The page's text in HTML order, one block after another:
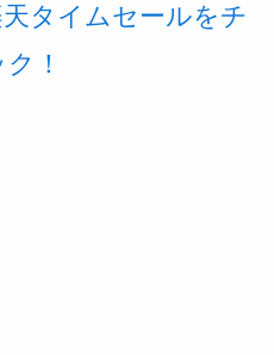
タイムセールをチ
！